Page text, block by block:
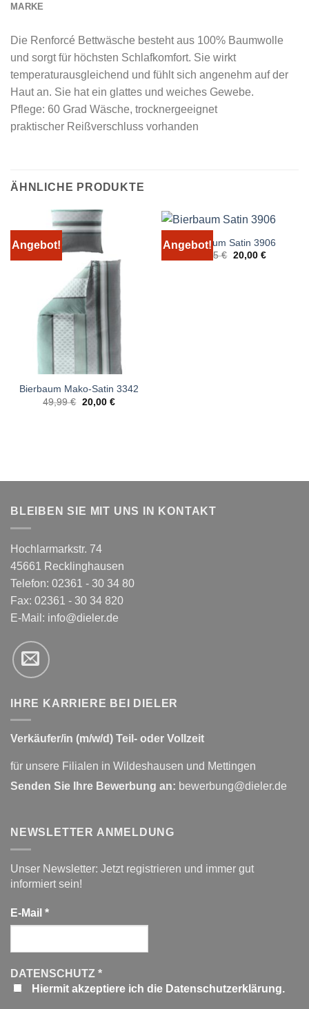
MARKE
Die Renforcé Bettwäsche besteht aus 100% Baumwolle
und sorgt für höchsten Schlafkomfort. Sie wirkt
temperaturausgleichend und fühlt sich angenehm auf der
Haut an. Sie hat ein glattes und weiches Gewebe.
Pflege: 60 Grad Wäsche, trocknergeeignet
praktischer Reißverschluss vorhanden
ÄHNLICHE PRODUKTE
Angebot!
Bierbaum Mako-Satin 3342
49,99€ Ursprünglicher
Preis
20,00 €Aktueller
Angebot!
Bierbaum Satin 3906
49,95€ Ursprünglicher
20,00 €Aktueller
BLEIBEN SIE MIT UNS IN KONTAKT
Hochlarmarkstr. 74
45661 Recklinghausen
Telefon: 02361 - 30 34 80
Fax: 02361 - 30 34 820
E-Mail: info@dieler.de
IHRE KARRIERE BEI DIELER
Verkäufer/in (m/w/d) Teil- oder Vollzeit
für unsere Filialen in Wildeshausen und Mettingen
Senden Sie Ihre Bewerbung an: bewerbung@dieler.de
NEWSLETTER ANMELDUNG
Unser Newsletter: Jetzt registrieren und immer gut
informiert sein!
E-Mail *
DATENSCHUTZ *
Hiermit akzeptiere ich die Datenschutzerklärung.